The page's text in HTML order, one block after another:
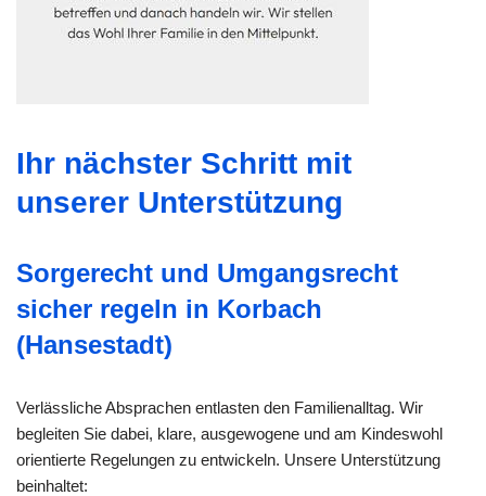
Ihr nächster Schritt mit
unserer Unterstützung
Sorgerecht und Umgangsrecht
sicher regeln in Korbach
(Hansestadt)
Verlässliche Absprachen entlasten den Familienalltag. Wir
begleiten Sie dabei, klare, ausgewogene und am Kindeswohl
orientierte Regelungen zu entwickeln. Unsere Unterstützung
beinhaltet: